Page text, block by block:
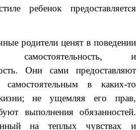
ребенок предоставляется
ценят в поведении
и
Они сами предоставляют
в каких-то
не ущемляя его прав,
выполнения обязанностей.
на теплых чувствах и